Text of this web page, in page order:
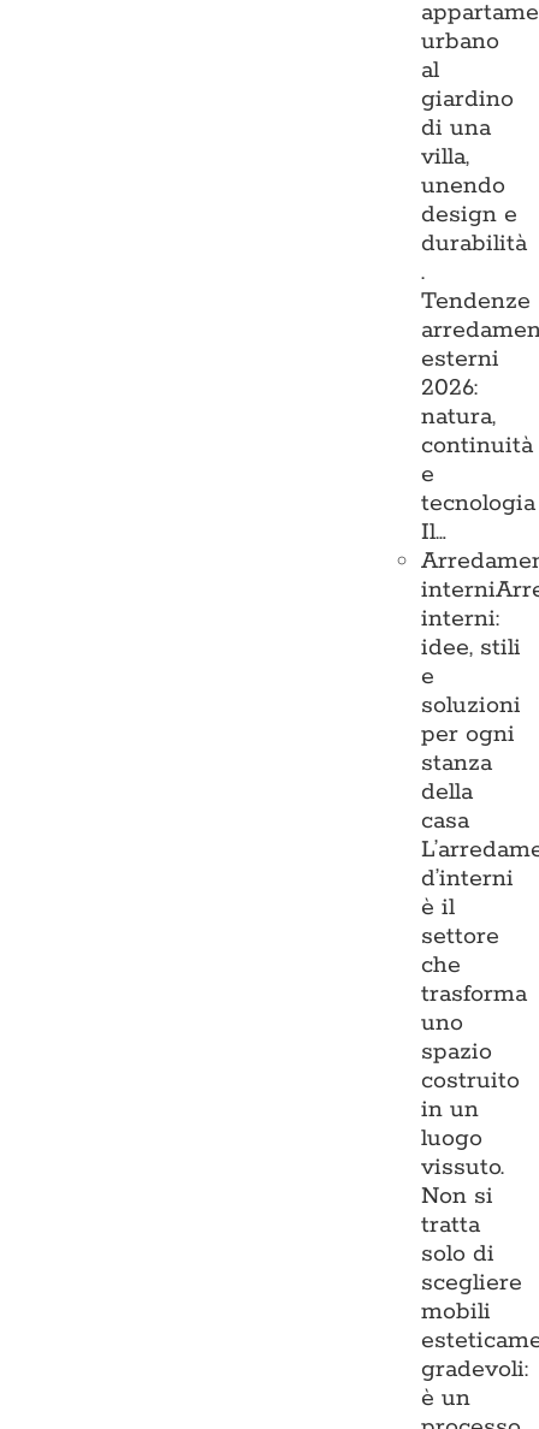
urbano
al
giardino
di una
villa,
unendo
design e
durabilità
.
Tendenze
esterni
2026:
natura,
continuità
e
tecnologia
Il…
interni
interni:
idee, stili
e
soluzioni
per ogni
stanza
della
casa
d’interni
è il
settore
che
trasforma
uno
spazio
costruito
in un
luogo
vissuto.
Non si
tratta
solo di
scegliere
mobili
gradevoli:
è un